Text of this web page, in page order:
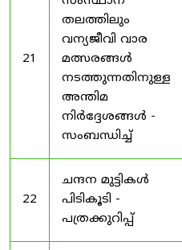
21
തലത്തിലും
വന്യജീവി വാര
മത്സരങ്ങൾ
നടത്തുന്നതിനുള്ള
അന്തിമ
നിർദ്ദേശങ്ങൾ -
സംബന്ധിച്ച്
22
ചന്ദന മുട്ടികൾ
പിടികൂടി -
പത്രക്കുറിപ്പ്